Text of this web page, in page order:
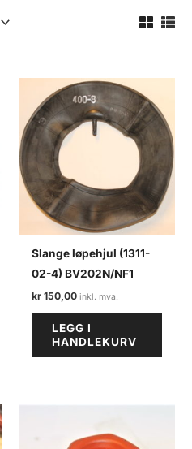
Slange løpehjul (1311-
02-4) BV202N/NF1
kr 150,00
LEGG I
HANDLEKURV